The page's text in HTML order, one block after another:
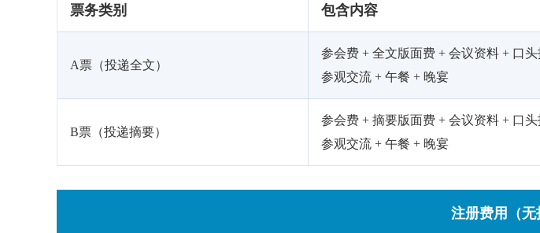
票务类别 包含内容
A票（投递全文）
参会费 + 全文版面费 + 会议资料 + 口
参观交流 + 午餐 + 晚宴
B票（投递摘要）
参会费 + 摘要版面费 + 会议资料 + 口
参观交流 + 午餐 + 晚宴
注册费用（无